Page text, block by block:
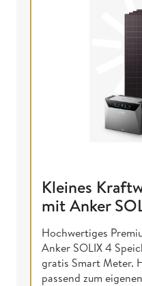
Kleines
mit Anker
Hochwertiges
Anker SOLIX 4
gratis Smart Meter.
passend zum